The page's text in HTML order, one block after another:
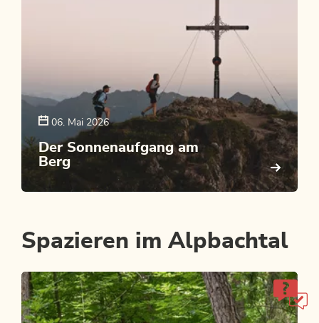
06. Mai 2026
Der Sonnenaufgang am
Berg
Spazieren im Alpbachtal
Bergluft fürs Postfach?
lieben!
JETZT ANMELDEN!